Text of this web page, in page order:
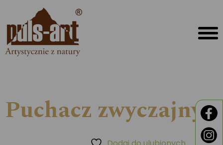
Puchacz zwyczajny